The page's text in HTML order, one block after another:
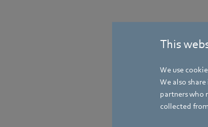
This
We use
We also
partners who
collected